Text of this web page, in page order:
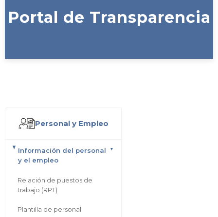
Portal de Transparencia
Personal y Empleo
Información del personal
y el empleo
Relación de puestos de
trabajo (RPT)
Plantilla de personal